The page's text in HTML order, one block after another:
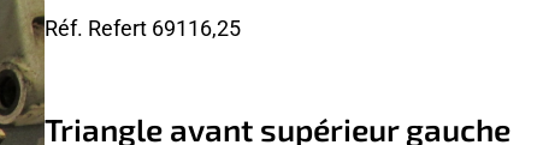
Réf. Refert 69116,25
Triangle avant supérieur gauche